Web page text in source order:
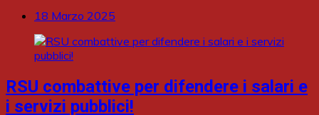
18 Marzo 2025
RSU combattive per difendere i salari e
i servizi pubblici!